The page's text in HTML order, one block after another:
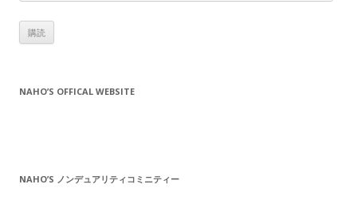
ー
ル
ア
NAHO’S OFFICAL WEBSITE
NAHO’S ノンデュアリティコミニティー